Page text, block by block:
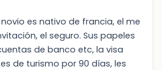
es nativo de francia, el me
el seguro. Sus papeles
de banco etc, la visa
de turismo por 90 días, les